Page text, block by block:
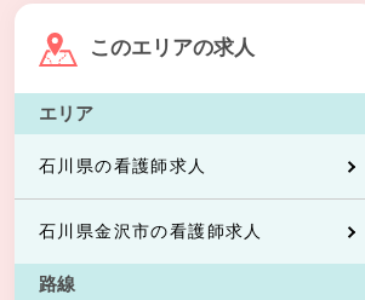
このエリアの求人
エリア
石川県の看護師求人
石川県金沢市の看護師求人
路線